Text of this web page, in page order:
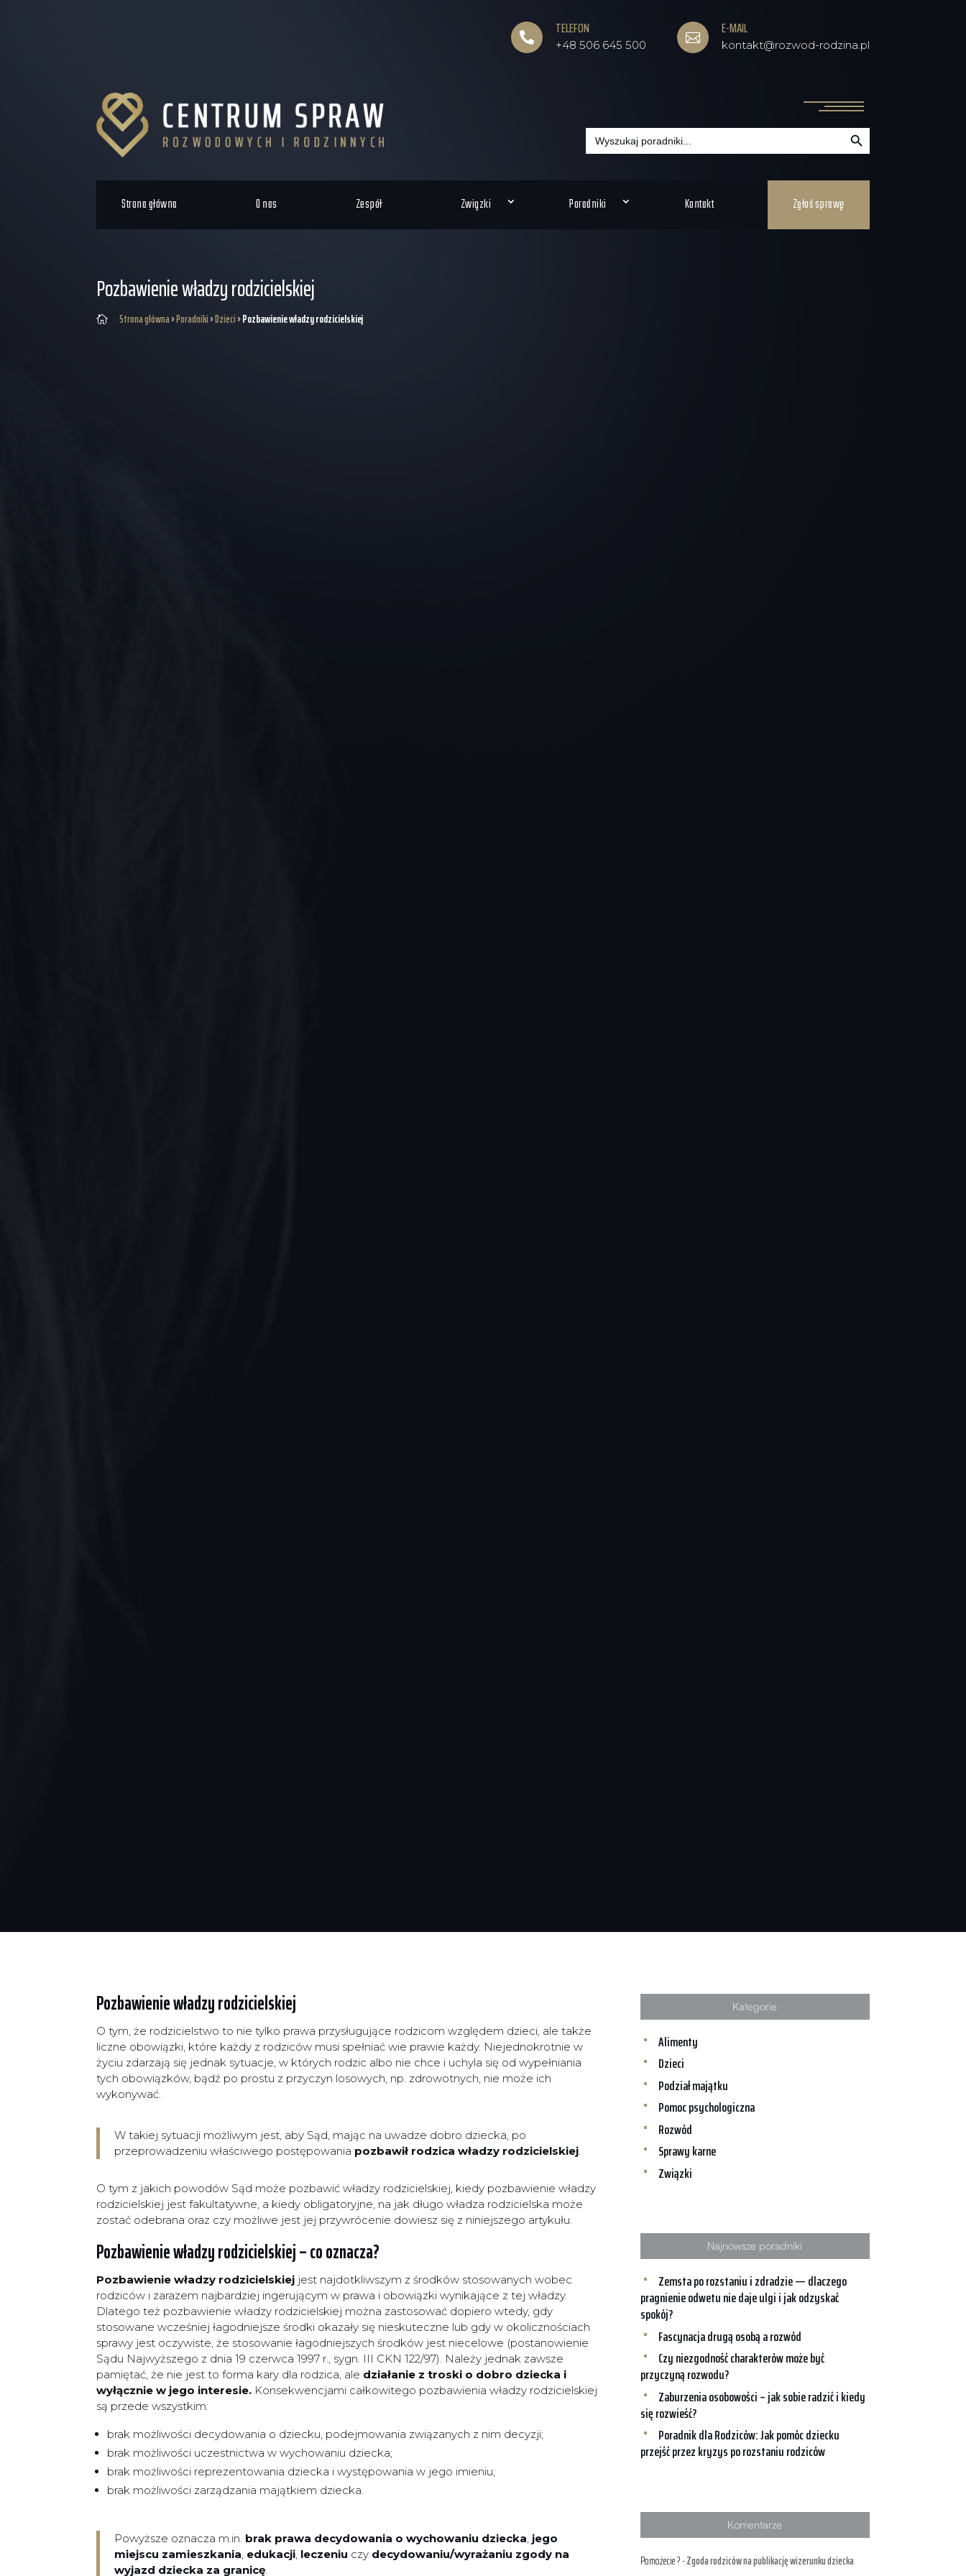
 TELEFON
+48 506 645 500  E-MAIL
kontakt@rozwod-rodzina.pl
Search
for:
Search Button
Strona główna O nas Zespół Związki Poradniki Kontakt Zgłoś sprawę
Pozbawienie władzy rodzicielskiej
 Strona główna»Poradniki»Dzieci»Pozbawienie władzy rodzicielskiej
Pozbawienie władzy rodzicielskiej
O tym, że rodzicielstwo to nie tylko prawa przysługujące rodzicom względem dzieci, ale także
liczne obowiązki, które każdy z rodziców musi spełniać wie prawie każdy. Niejednokrotnie w
życiu zdarzają się jednak sytuacje, w których rodzic albo nie chce i uchyla się od wypełniania
tych obowiązków, bądź po prostu z przyczyn losowych, np. zdrowotnych, nie może ich
wykonywać.
W takiej sytuacji możliwym jest, aby Sąd, mając na uwadze dobro dziecka, po
przeprowadzeniu właściwego postępowania pozbawił rodzica władzy rodzicielskiej
O tym z jakich powodów Sąd może pozbawić władzy rodzicielskiej, kiedy pozbawienie władzy
rodzicielskiej jest fakultatywne, a kiedy obligatoryjne, na jak długo władza rodzicielska może
zostać odebrana oraz czy możliwe jest jej przywrócenie dowiesz się z niniejszego artykułu.
Pozbawienie władzy rodzicielskiej – co oznacza?
Pozbawienie władzy rodzicielskiej jest najdotkliwszym z środków stosowanych wobec
rodziców i zarazem najbardziej ingerującym w prawa i obowiązki wynikające z tej władzy.
Dlatego też pozbawienie władzy rodzicielskiej można zastosować dopiero wtedy, gdy
stosowane wcześniej łagodniejsze środki okazały się nieskuteczne lub gdy w okolicznościach
sprawy jest oczywiste, że stosowanie łagodniejszych środków jest niecelowe (postanowienie
Sądu Najwyższego z dnia 19 czerwca 1997 r., sygn. III CKN 122/97). Należy jednak zawsze
pamiętać, że nie jest to forma kary dla rodzica, ale działanie z troski o dobro dziecka i
wyłącznie w jego interesie. Konsekwencjami całkowitego pozbawienia władzy rodzicielskiej
są przede wszystkim:
brak możliwości decydowania o dziecku, podejmowania związanych z nim decyzji;
brak możliwości uczestnictwa w wychowaniu dziecka;
brak możliwości reprezentowania dziecka i występowania w jego imieniu;
brak możliwości zarządzania majątkiem dziecka.
Powyższe oznacza m.in. brak prawa decydowania o wychowaniu dziecka jego
miejscu zamieszkania edukacji leczeniu czy decydowaniu/wyrażaniu zgody na
wyjazd dziecka za granicę
Kategorie
Alimenty
Dzieci
Podział majątku
Pomoc psychologiczna
Rozwód
Sprawy karne
Związki
Najnowsze poradniki
Zemsta po rozstaniu i zdradzie — dlaczego
pragnienie odwetu nie daje ulgi i jak odzyskać
spokój?
Fascynacja drugą osobą a rozwód
Czy niezgodność charakterów może być
przyczyną rozwodu?
Zaburzenia osobowości – jak sobie radzić i kiedy
się rozwieść?
Poradnik dla Rodziców: Jak pomóc dziecku
przejść przez kryzys po rozstaniu rodziców
Komentarze
Pomożecie ?-Zgoda rodziców na publikację wizerunku dziecka